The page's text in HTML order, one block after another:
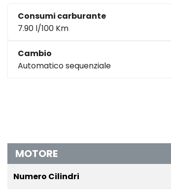
Consumi carburante
7.90 l/100 Km
Cambio
Automatico sequenziale
MOTORE
Numero Cilindri